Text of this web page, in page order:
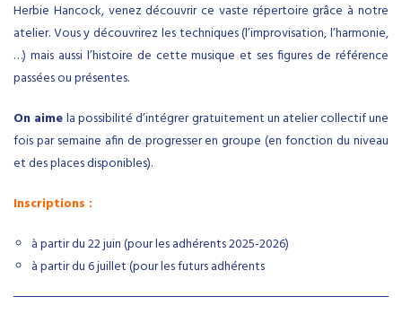
Herbie Hancock, venez découvrir ce vaste répertoire grâce à notre
atelier. Vous y découvrirez les techniques (l’improvisation, l’harmonie,
…) mais aussi l’histoire de cette musique et ses figures de référence
passées ou présentes.
On aimela possibilité d’intégrer gratuitement un atelier collectif une
fois par semaine afin de progresser en groupe (en fonction du niveau
et des places disponibles).
Inscriptions :
à partir du 22 juin (pour les adhérents 2025-2026)
à partir du 6 juillet (pour les futurs adhérents